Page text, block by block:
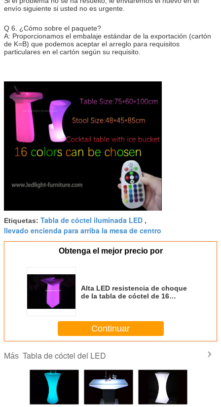
envío siguiente si usted no es urgente.
Q 6. ¿Cómo sobre el paquete?
A: Proporcionamos el embalaje estándar de la exportación (cartón
de K=B) que podemos aceptar el arreglo para requisitos
particulares en el cartón según su requisito.
Etiquetas: Tabla de cóctel iluminada LED ,
llevado encienda para arriba la mesa de centro
Obtenga el mejor precio por
Alta LED resistencia de choque
de la tabla de cóctel de 16
Continuar
Más Tabla de cóctel del LED